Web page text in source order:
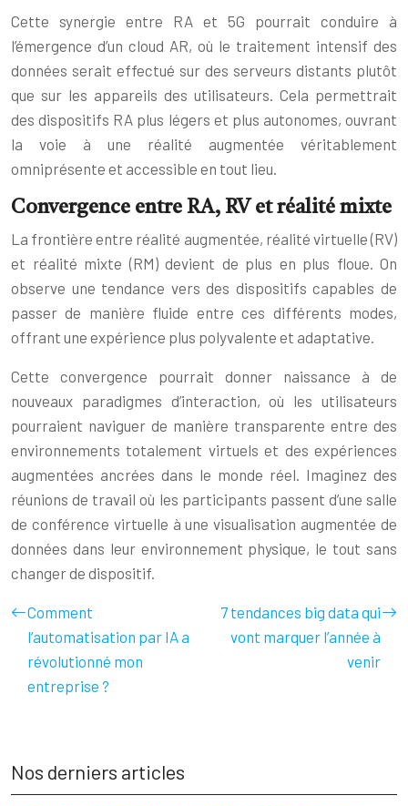
Cette synergie entre RA et 5G pourrait conduire à
l’émergence d’un cloud AR, où le traitement intensif des
données serait effectué sur des serveurs distants plutôt
que sur les appareils des utilisateurs. Cela permettrait
des dispositifs RA plus légers et plus autonomes, ouvrant
la voie à une réalité augmentée véritablement
omniprésente et accessible en tout lieu.
Convergence entre RA, RV et réalité mixte
La frontière entre réalité augmentée, réalité virtuelle (RV)
et réalité mixte (RM) devient de plus en plus floue. On
observe une tendance vers des dispositifs capables de
passer de manière fluide entre ces différents modes,
offrant une expérience plus polyvalente et adaptative.
Cette convergence pourrait donner naissance à de
nouveaux paradigmes d’interaction, où les utilisateurs
pourraient naviguer de manière transparente entre des
environnements totalement virtuels et des expériences
augmentées ancrées dans le monde réel. Imaginez des
réunions de travail où les participants passent d’une salle
de conférence virtuelle à une visualisation augmentée de
données dans leur environnement physique, le tout sans
changer de dispositif.
Comment
l’automatisation par IA a
révolutionné mon
entreprise ?
7 tendances big data qui
vont marquer l’année à
venir
Nos derniers articles